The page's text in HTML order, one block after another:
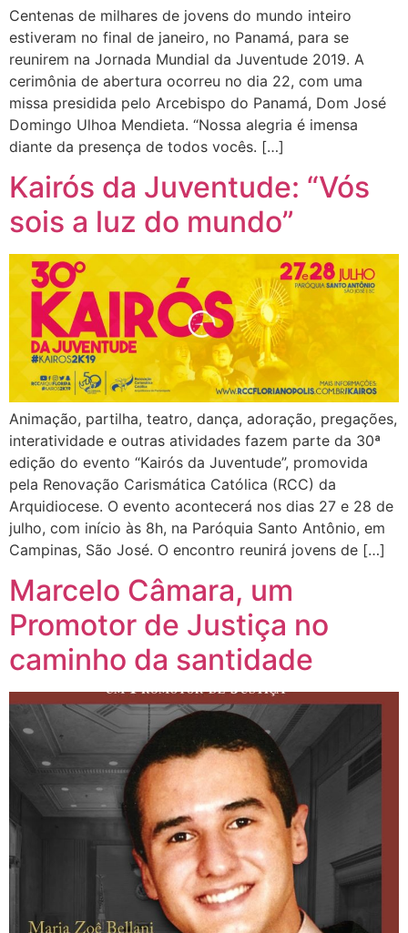
Centenas de milhares de jovens do mundo inteiro
estiveram no final de janeiro, no Panamá, para se
reunirem na Jornada Mundial da Juventude 2019. A
cerimônia de abertura ocorreu no dia 22, com uma
missa presidida pelo Arcebispo do Panamá, Dom José
Domingo Ulhoa Mendieta. “Nossa alegria é imensa
diante da presença de todos vocês. […]
Kairós da Juventude: “Vós
sois a luz do mundo”
Animação, partilha, teatro, dança, adoração, pregações,
interatividade e outras atividades fazem parte da 30ª
edição do evento “Kairós da Juventude”, promovida
pela Renovação Carismática Católica (RCC) da
Arquidiocese. O evento acontecerá nos dias 27 e 28 de
julho, com início às 8h, na Paróquia Santo Antônio, em
Campinas, São José. O encontro reunirá jovens de […]
Marcelo Câmara, um
Promotor de Justiça no
caminho da santidade